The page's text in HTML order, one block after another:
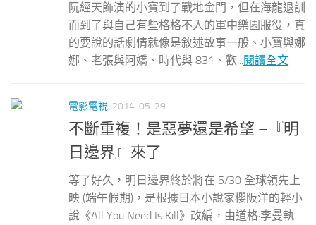
阮經天飾演的小寶到了戰地金門，但在海龍退訓
而到了與自己有些格格不入的軍中樂園服役，真
的要說的話劇情就像是敘述故事一般、小寶與娜
娜、老張與阿嬌、時代與 831、歡...閱讀全文
電影電視 2014-05-29
不斷重複！是惡夢還是希望 –『明
日邊界』來了
等了好久，明日邊界終於將在 5/30 全球領先上
映 (端午假期)，是根據日本小說家櫻阪洋的輕小
說《All You Need Is Kill》改編，由道格·李曼執